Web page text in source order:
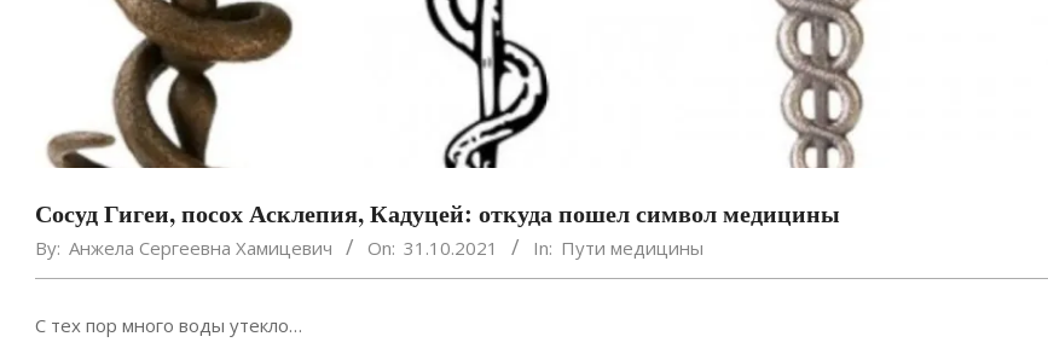
Сосуд Гигеи, посох Асклепия, Кадуцей: откуда пошел символ медицины
By: Анжела Сергеевна Хамицевич On: 31.10.2021 In: Пути медицины
С тех пор много воды утекло…